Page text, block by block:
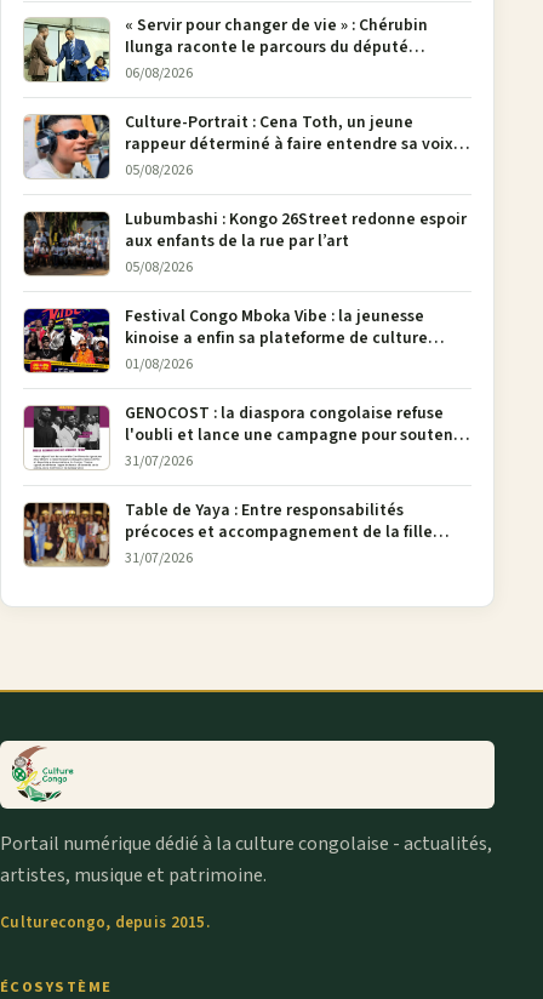
« Servir pour changer de vie » : Chérubin
Ilunga raconte le parcours du député
national Jethro Muyombi Tshimbu en 137
06/08/2026
Culture-Portrait : Cena Toth, un jeune
rappeur déterminé à faire entendre sa voix à
Bunia
05/08/2026
Lubumbashi : Kongo 26Street redonne espoir
aux enfants de la rue par l’art
05/08/2026
Festival Congo Mboka Vibe : la jeunesse
kinoise a enfin sa plateforme de culture
urbaine
01/08/2026
GENOCOST : la diaspora congolaise refuse
l'oubli et lance une campagne pour soutenir
la pétition FONAREV depuis Bruxelles
31/07/2026
Table de Yaya : Entre responsabilités
précoces et accompagnement de la fille
aînée, la diaspora en débat
31/07/2026
Portail numérique dédié à la culture congolaise - actualités,
artistes, musique et patrimoine.
Culturecongo, depuis 2015.
ÉCOSYSTÈME